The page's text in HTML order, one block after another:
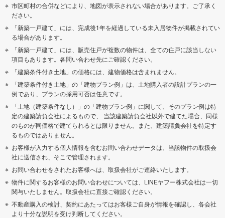
市区町村の合併などにより、地図が表示されない場合があります。ご了承く
ださい。
「新築一戸建て」には、完成後1年を経過している未入居物件が掲載されてい
る場合があります。
「新築一戸建て」には、販売住戸が複数の物件は、全ての住戸に該当しない
項目もあります。各問い合わせ先にご確認ください。
「建築条件付き土地」の価格には、建物価格は含まれません。
「建築条件付き土地」の「建物プラン例」は、土地購入者の設計プランの一
例であり、プランの採用可否は任意です。
「土地（建築条件なし）」の「建物プラン例」に関して、そのプラン例は特
定の建築請負会社によるもので、 当該建築請負会社以外で建てた場合、同様
のものが同価格で建てられるとは限りません。また、建築請負会社を特定す
るものではありません。
お客様が入力する個人情報を含むお問い合わせデータは、当該物件の取扱会
社に送信され、そこで管理されます。
お問い合わせをされたお客様へは、取扱会社がご連絡いたします。
物件に関するお客様のお問い合わせについては、LINEヤフー株式会社は一切
関与いたしません。取扱会社に直接ご確認ください。
不動産購入の検討、契約にあたってはお客様ご自身が情報を確認し、各会社
より十分な説明を受け判断してください。